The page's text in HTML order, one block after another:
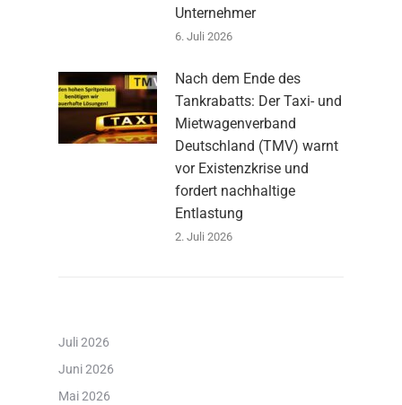
Unternehmer
6. Juli 2026
Nach dem Ende des
Tankrabatts: Der Taxi- und
Mietwagenverband
Deutschland (TMV) warnt
vor Existenzkrise und
fordert nachhaltige
Entlastung
2. Juli 2026
Juli 2026
Juni 2026
Mai 2026